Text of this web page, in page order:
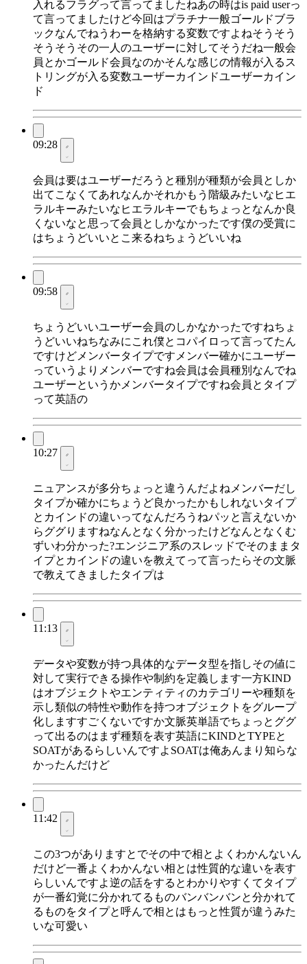
入れるフラグって言ってましたねあの時はis paid userっ
て言ってましたけど今回はプラチナ一般ゴールドブラ
ックなんでねうわーを格納する変数ですよねそうそう
そうそうその一人のユーザーに対してそうだね一般会
員とかゴールド会員なのかそんな感じの情報が入るス
トリングが入る変数ユーザーカインドユーザーカイン
ド
09:28
会員は要はユーザーだろうと種別が種類が会員としか
出てこなくてあれなんかそれかもう階級みたいなヒエ
ラルキーみたいなヒエラルキーでもちょっとなんか良
くないなと思って会員としかなかったです僕の受賞に
はちょうどいいとこ来るねちょうどいいね
09:58
ちょうどいいユーザー会員のしかなかったですねちょ
うどいいねちなみにこれ僕とコパイロって言ってたん
ですけどメンバータイプですメンバー確かにユーザー
っていうよりメンバーですね会員は会員種別なんでね
ユーザーというかメンバータイプですね会員とタイプ
って英語の
10:27
ニュアンスが多分ちょっと違うんだよねメンバーだし
タイプか確かにちょうど良かったかもしれないタイプ
とカインドの違いってなんだろうねパッと言えないか
らググりますねなんとなく分かったけどなんとなくむ
ずいわ分かった?エンジニア系のスレッドでそのままタ
イプとカインドの違いを教えてって言ったらその文脈
で教えてきましたタイプは
11:13
データや変数が持つ具体的なデータ型を指しその値に
対して実行できる操作や制約を定義します一方KIND
はオブジェクトやエンティティのカテゴリーや種類を
示し類似の特性や動作を持つオブジェクトをグループ
化しますすごくないですか文脈英単語でちょっとググ
って出るのはまず種類を表す英語にKINDとTYPEと
SOATがあるらしいんですよSOATは俺あんまり知らな
かったんだけど
11:42
この3つがありますとでその中で相とよくわかんないん
だけど一番よくわかんない相とは性質的な違いを表す
らしいんですよ逆の話をするとわかりやすくてタイプ
が一番幻覚に分かれてるものバンバンバンと分かれて
るものをタイプと呼んで相とはもっと性質が違うみた
いな可愛い